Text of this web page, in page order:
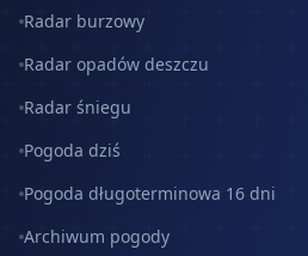
Radar burzowy
Radar opadów deszczu
Radar śniegu
Pogoda dziś
Pogoda długoterminowa 16 dni
Archiwum pogody